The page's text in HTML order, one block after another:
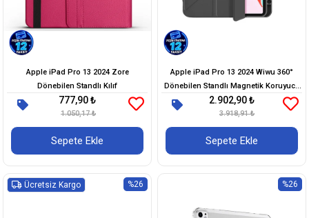
Apple iPad Pro 13 2024 Zore
Dönebilen Standlı Kılıf
777,90 ₺
1.050,17 ₺
Sepete Ekle
Apple iPad Pro 13 2024 Wiwu 360°
Dönebilen Standlı Magnetik Koruyucu
Tablet Kılıfı
2.902,90 ₺
3.918,91 ₺
Sepete Ekle
%26
Ücretsiz Kargo %26